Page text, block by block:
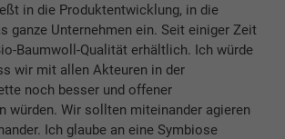
in die Produktentwicklung, in die
ganze Unternehmen ein. Seit einiger Zeit
Baumwoll-Qualität erhältlich. Ich würde
wir mit allen Akteuren in der
noch besser und offener
würden. Wir sollten miteinander agieren
Ich glaube an eine Symbiose